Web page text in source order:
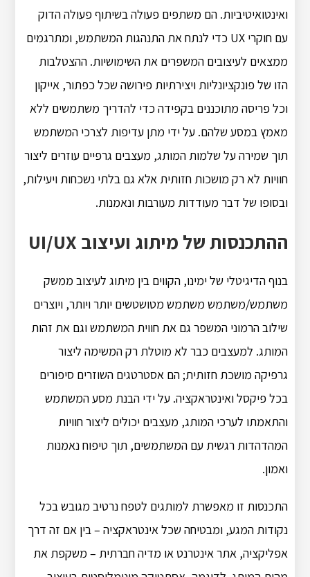
ואינטואיטיביות. הם משתפים פעולה בשיתוף פעולה הדוק
עם חוקרי UX כדי לנתח את התנהגות המשתמש, ומתרגמים
ממצאים לעיצובים המשפרים את השימושיות. ההצטלבות
הזו של פונקציונליות ויצירתיות פירושה שכל כפתור, אייקון
וכל פריסה מתוכננים בקפידה כדי להדריך משתמשים ללא
מאמץ במסע שלהם. על ידי מתן עדיפות לצרכי המשתמש
תוך שמירה על שלמות המותג, מעצבים גרפיים עוזרים ליצור
חוויות לא רק מושכות חזותית אלא גם בלתי נשכחות ויעילות,
ובסופו של דבר מעודדות מעורבות ונאמנות.
ההתכנסות של מיתוג ועיצוב UI/UX
בנוף הדיגיטלי של ימינו, הקווים בין מיתוג לעיצוב ממשק
משתמש/משתמש משתמש מטושטשים יותר ויותר, ויוצרים
שילוב הרמוני המשפר גם את חווית המשתמש וגם את זהות
המותג. למעצבים כבר לא מוטלת רק המשימה ליצור
גרפיקה מושכת חזותית; הם אסטרטגים השוזרים סיפורים
בכל פיקסל ואינטראקציה. על ידי הבנת מסע המשתמש
והתאמתו לערכי המותג, מעצבים יכולים ליצור חוויות
המהדהדות רגשית עם המשתמשים, תוך טיפוח נאמנות
ואמון.
התכנסות זו מאפשרת למותגים לטפח נרטיב מגובש בכל
נקודות המגע, ומבטיחה שכל אינטראקציה – בין אם זה דרך
אפליקציה, אתר אינטרנט או מדיה חברתית – משקפת את